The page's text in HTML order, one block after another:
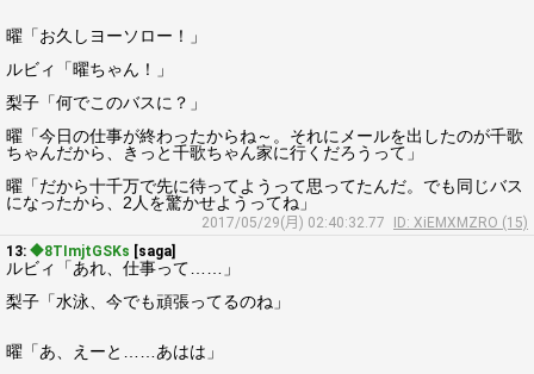
曜「お久しヨーソロー！」
ルビィ「曜ちゃん！」
梨子「何でこのバスに？」
曜「今日の仕事が終わったからね～。それにメールを出したのが千歌
ちゃんだから、きっと千歌ちゃん家に行くだろうって」
曜「だから十千万で先に待ってようって思ってたんだ。でも同じバス
になったから、2人を驚かせようってね」
2017/05/29(月) 02:40:32.77
ID: XiEMXMZRO (15)
13: ◆8TImjtGSKs [saga]
ルビィ「あれ、仕事って……」
梨子「水泳、今でも頑張ってるのね」
曜「あ、えーと……あはは」